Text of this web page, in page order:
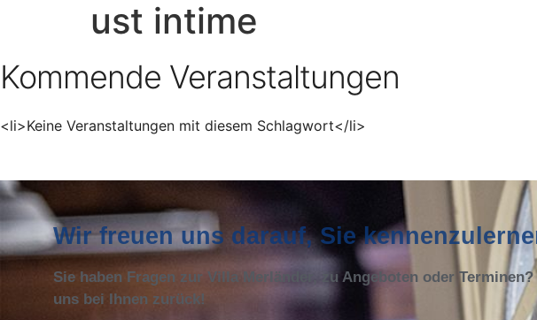
ust intime
Kommende Veranstaltungen
<li>Keine Veranstaltungen mit diesem Schlagwort</li>
Wir freuen uns darauf, Sie
Sie haben Fragen zur Villa Merländer, zu Angeboten oder
uns bei Ihnen zurück!